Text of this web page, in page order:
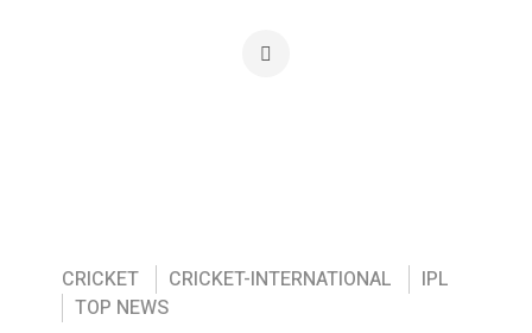
CRICKET CRICKET-INTERNATIONAL
IPL
TOP NEWS